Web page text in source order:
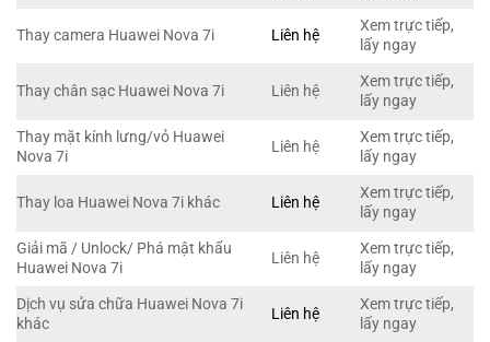
Thay camera Huawei Nova 7i Liên hệ
Xem trực tiếp,
lấy ngay
Thay chân sạc Huawei Nova 7i Liên hệ
Xem trực tiếp,
lấy ngay
Thay mặt kính lưng/vỏ Huawei
Nova 7i
Liên hệ
Xem trực tiếp,
lấy ngay
Thay loa Huawei Nova 7i khác Liên hệ
Xem trực tiếp,
lấy ngay
Giải mã / Unlock/ Phá mật khẩu
Huawei Nova 7i
Liên hệ
Xem trực tiếp,
lấy ngay
Dịch vụ sửa chữa Huawei Nova 7i
khác
Liên hệ
Xem trực tiếp,
lấy ngay